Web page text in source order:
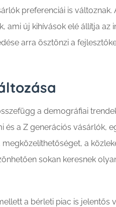
preferenciái is
ami új kihívások elé állítja az
arra ösztönzi a
a demográfiai
a Z generációs vásárlók,
a
sokan keresnek
a bérleti piac is